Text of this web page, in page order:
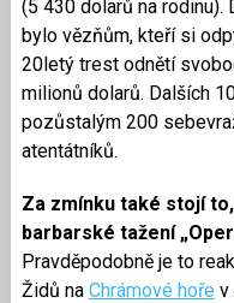
(5 430 dolarů na
bylo vězňům, kteří si
20letý trest odnětí
milionů dolarů. Dalších
pozůstalým 200
atentátníků.
Za zmínku také stojí
barbarské tažení
Pravděpodobně je to
Židů na Chrámové hoře v